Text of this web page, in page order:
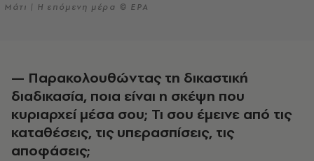
Μάτι | Η επόμενη μέρα © EPA
— Παρακολουθώντας τη δικαστική
διαδικασία, ποια είναι η σκέψη που
κυριαρχεί μέσα σου; Τι σου έμεινε από τις
καταθέσεις, τις υπερασπίσεις, τις
αποφάσεις;